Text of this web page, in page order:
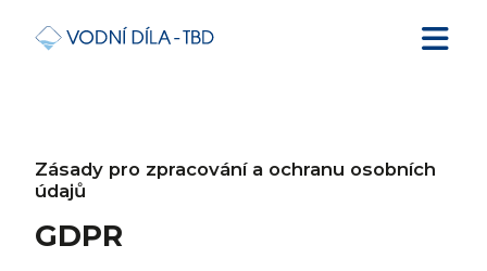
Zásady pro zpracování a ochranu osobních
údajů
GDPR